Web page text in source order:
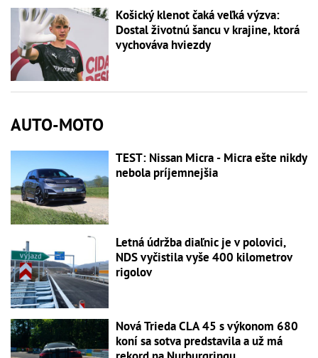
Košický klenot čaká veľká výzva:
Dostal životnú šancu v krajine, ktorá
vychováva hviezdy
AUTO-MOTO
TEST: Nissan Micra - Micra ešte nikdy
nebola príjemnejšia
Letná údržba diaľnic je v polovici,
NDS vyčistila vyše 400 kilometrov
rigolov
Nová Trieda CLA 45 s výkonom 680
koní sa sotva predstavila a už má